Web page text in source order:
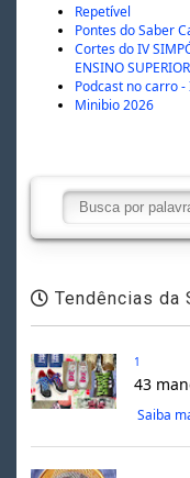
Repetível
Pontes do Saber
Cortes do IV
ENSINO
Podcast no carro
Minibio 2026
Tendências da
1
43
Saiba